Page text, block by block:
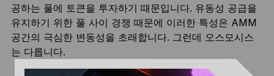
공하는 풀에 토큰을 투자하기 때문입니다. 유동성 공급을
유지하기 위한 풀 사이 경쟁 때문에 이러한 특성은 AMM
공간의 극심한 변동성을 초래합니다. 그런데 오스모시스
는 다릅니다.